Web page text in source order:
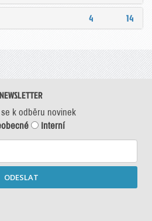
4 14
NEWSLETTER
k odběru novinek
Interní
ODESLAT